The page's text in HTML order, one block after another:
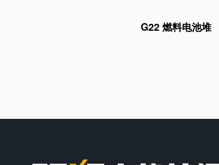
G22 燃料电池堆